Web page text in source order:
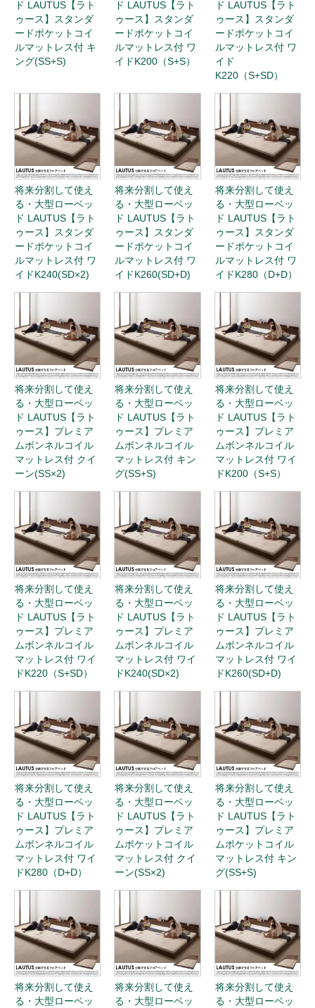
ド LAUTUS【ラト
ゥース】スタンダ
ードポケットコイ
ルマットレス付 キ
ング(SS+S)
ド LAUTUS【ラト
ゥース】スタンダ
ードポケットコイ
ルマットレス付 ワ
イドK200（S+S）
ド LAUTUS【ラト
ゥース】スタンダ
ードポケットコイ
ルマットレス付 ワ
イド
K220（S+SD）
将来分割して使え
る・大型ローベッ
ド LAUTUS【ラト
ゥース】スタンダ
ードポケットコイ
ルマットレス付 ワ
イドK240(SD×2)
将来分割して使え
る・大型ローベッ
ド LAUTUS【ラト
ゥース】スタンダ
ードポケットコイ
ルマットレス付 ワ
イドK260(SD+D)
将来分割して使え
る・大型ローベッ
ド LAUTUS【ラト
ゥース】スタンダ
ードポケットコイ
ルマットレス付 ワ
イドK280（D+D）
将来分割して使え
る・大型ローベッ
ド LAUTUS【ラト
ゥース】プレミア
ムボンネルコイル
マットレス付 クイ
ーン(SS×2)
将来分割して使え
る・大型ローベッ
ド LAUTUS【ラト
ゥース】プレミア
ムボンネルコイル
マットレス付 キン
グ(SS+S)
将来分割して使え
る・大型ローベッ
ド LAUTUS【ラト
ゥース】プレミア
ムボンネルコイル
マットレス付 ワイ
ドK200（S+S）
将来分割して使え
る・大型ローベッ
ド LAUTUS【ラト
ゥース】プレミア
ムボンネルコイル
マットレス付 ワイ
ドK220（S+SD）
将来分割して使え
る・大型ローベッ
ド LAUTUS【ラト
ゥース】プレミア
ムボンネルコイル
マットレス付 ワイ
ドK240(SD×2)
将来分割して使え
る・大型ローベッ
ド LAUTUS【ラト
ゥース】プレミア
ムボンネルコイル
マットレス付 ワイ
ドK260(SD+D)
将来分割して使え
る・大型ローベッ
ド LAUTUS【ラト
ゥース】プレミア
ムボンネルコイル
マットレス付 ワイ
ドK280（D+D）
将来分割して使え
る・大型ローベッ
ド LAUTUS【ラト
ゥース】プレミア
ムポケットコイル
マットレス付 クイ
ーン(SS×2)
将来分割して使え
る・大型ローベッ
ド LAUTUS【ラト
ゥース】プレミア
ムポケットコイル
マットレス付 キン
グ(SS+S)
将来分割して使え
る・大型ローベッ
将来分割して使え
る・大型ローベッ
将来分割して使え
る・大型ローベッ